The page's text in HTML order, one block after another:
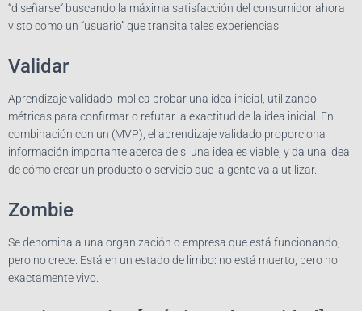
“diseñarse” buscando la máxima satisfacción del consumidor ahora
visto como un “usuario” que transita tales experiencias.
Validar
Aprendizaje validado implica probar una idea inicial, utilizando
métricas para confirmar o refutar la exactitud de la idea inicial. En
combinación con un (MVP), el aprendizaje validado proporciona
información importante acerca de si una idea es viable, y da una idea
de cómo crear un producto o servicio que la gente va a utilizar.
Zombie
Se denomina a una organización o empresa que está funcionando,
pero no crece. Está en un estado de limbo: no está muerto, pero no
exactamente vivo.